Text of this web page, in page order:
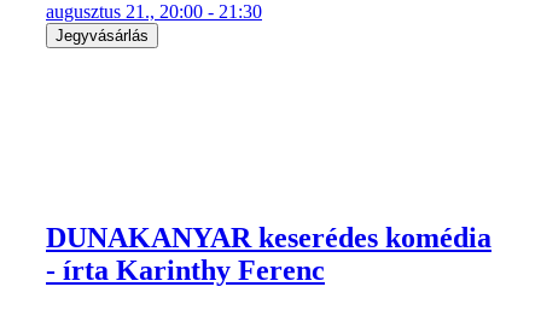
augusztus 21., 20:00 - 21:30
Jegyvásárlás
DUNAKANYAR keserédes komédia
- írta Karinthy Ferenc